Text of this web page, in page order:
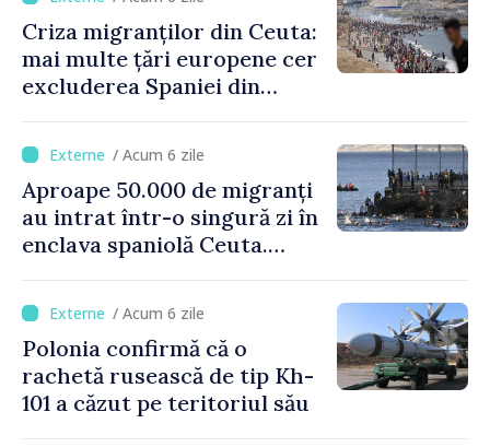
Criza migranților din Ceuta:
mai multe țări europene cer
excluderea Spaniei din
/ Acum 6 zile
Aproape 50.000 de migranți
au intrat într-o singură zi în
enclava spaniolă Ceuta.
Schengen cu Spania
/ Acum 6 zile
Polonia confirmă că o
rachetă rusească de tip Kh-
101 a căzut pe teritoriul său